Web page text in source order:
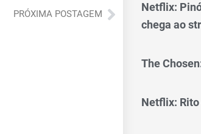
PRÓXIMA POSTAGEMPróximo
Netflix:
chega ao
The
Netflix: